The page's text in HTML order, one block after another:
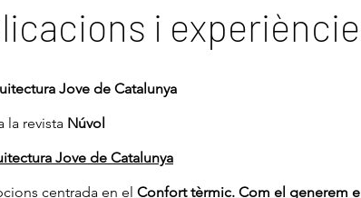
i
Jove de Catalunya
la revista Núvol
Jove de Catalunya
centrada en el Confort tèrmic. Com el generem